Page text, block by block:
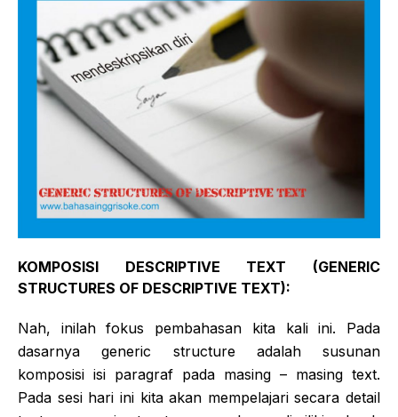
KOMPOSISI DESCRIPTIVE TEXT (GENERIC
STRUCTURES OF DESCRIPTIVE TEXT):
Nah, inilah fokus pembahasan kita kali ini. Pada
dasarnya generic structure adalah susunan
komposisi isi paragraf pada masing – masing text.
Pada sesi hari ini kita akan mempelajari secara detail